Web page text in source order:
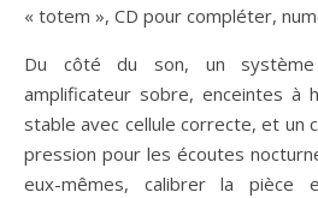
« totem », CD pour compléter,
Du côté du son, un
amplificateur sobre, enceintes à
stable avec cellule correcte, et un
pression pour les écoutes
eux-mêmes, calibrer la pièce